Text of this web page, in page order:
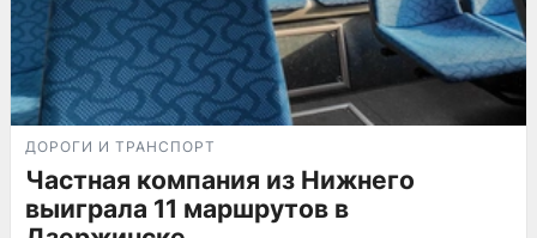
ДОРОГИ И ТРАНСПОРТ
Частная компания из Нижнего
выиграла 11 маршрутов в